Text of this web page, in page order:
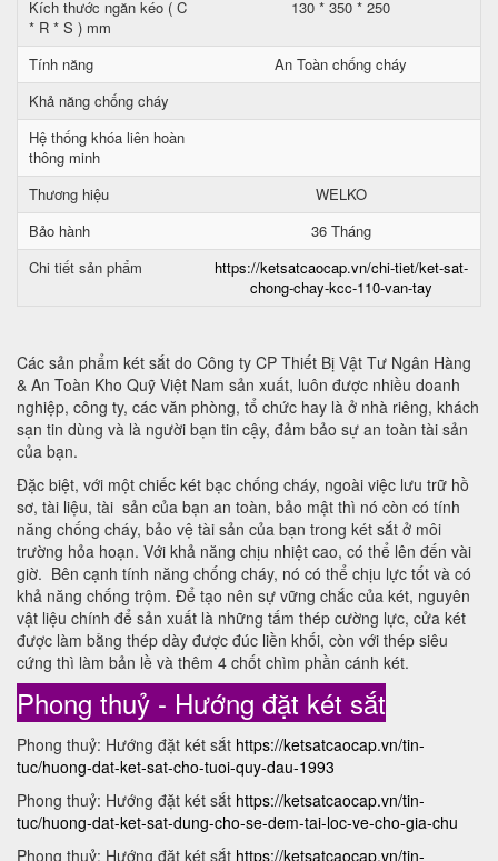
Kích thước ngăn kéo ( C
* R * S ) mm
130 * 350 * 250
Tính năng
An Toàn chống cháy
Khả năng chống cháy
Hệ thống khóa liên hoàn
thông minh
Thương hiệu
WELKO
Bảo hành
36 Tháng
Chi tiết sản phẩm
https://ketsatcaocap.vn/chi-tiet/ket-sat-
chong-chay-kcc-110-van-tay
Các sản phẩm két sắt do Công ty CP Thiết Bị Vật Tư Ngân Hàng
& An Toàn Kho Quỹ Việt Nam sản xuất, luôn được nhiều doanh
nghiệp, công ty, các văn phòng, tổ chức hay là ở nhà riêng, khách
sạn tin dùng và là người bạn tin cậy, đảm bảo sự an toàn tài sản
của bạn.
Đặc biệt, với một chiếc két bạc chống cháy, ngoài việc lưu trữ hồ
sơ, tài liệu, tài sản của bạn an toàn, bảo mật thì nó còn có tính
năng chống cháy, bảo vệ tài sản của bạn trong két sắt ở môi
trường hỏa hoạn. Với khả năng chịu nhiệt cao, có thể lên đến vài
giờ. Bên cạnh tính năng chống cháy, nó có thể chịu lực tốt và có
khả năng chống trộm. Để tạo nên sự vững chắc của két, nguyên
vật liệu chính để sản xuất là những tấm thép cường lực, cửa két
được làm bằng thép dày được đúc liền khối, còn với thép siêu
cứng thì làm bản lề và thêm 4 chốt chìm phần cánh két.
Phong thuỷ - Hướng đặt két sắt
Phong thuỷ: Hướng đặt két sắt https://ketsatcaocap.vn/tin-
tuc/huong-dat-ket-sat-cho-tuoi-quy-dau-1993
Phong thuỷ: Hướng đặt két sắt https://ketsatcaocap.vn/tin-
tuc/huong-dat-ket-sat-dung-cho-se-dem-tai-loc-ve-cho-gia-chu
Phong thuỷ: Hướng đặt két sắt https://ketsatcaocap.vn/tin-